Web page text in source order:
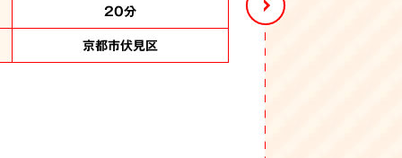
20分
京都市伏見区
8時間
大阪市港区
5時間
大阪府柏原市
4時間
奈良県奈良市
1時間
大阪市福島区
6時間
大阪市此花区